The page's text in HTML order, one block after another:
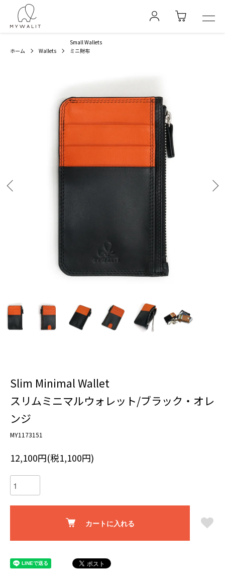
ホーム Wallets
Small Wallets
ミニ財布
Slim Minimal Wallet
スリムミニマルウォレット/ブラック・オレ
ンジ
MY1173151
12,100円(税1,100円)
カートに入れる